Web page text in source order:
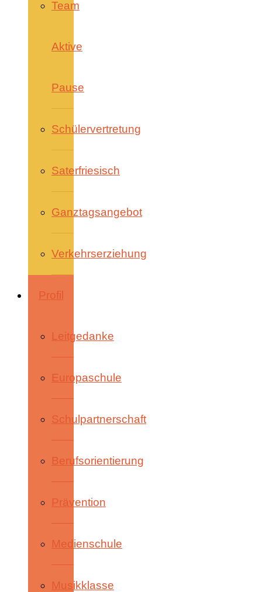
Team
Aktive
Pause
Schülervertretung
Saterfriesisch
Ganztagsangebot
Verkehrserziehung
Profil
Leitgedanke
Europaschule
Schulpartnerschaft
Berufsorientierung
Prävention
Medienschule
Musikklasse